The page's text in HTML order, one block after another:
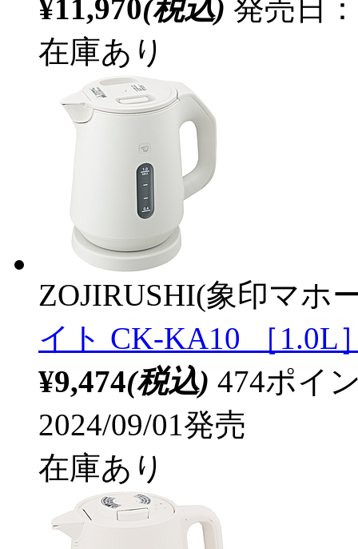
¥11,970(税込) 発売日
在庫あり
ZOJIRUSHI(象印マホ
イト CK-KA10 ［1.0L
¥9,474(税込) 474ポイ
2024/09/01発売
在庫あり